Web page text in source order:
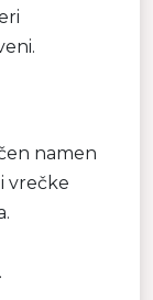
namen
vrečke